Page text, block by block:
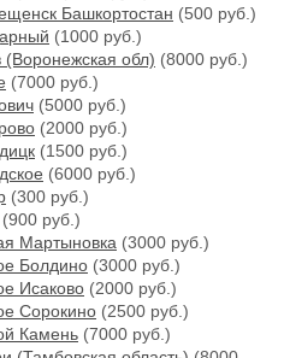
Башкортостан (500 руб.)
(1000 руб.)
(Воронежская обл) (8000 руб.)
(7000 руб.)
(5000 руб.)
(2000 руб.)
(1500 руб.)
(6000 руб.)
(300 руб.)
(900 руб.)
Мартыновка (3000 руб.)
Болдино (3000 руб.)
Исаково (2000 руб.)
Сорокино (2500 руб.)
Камень (7000 руб.)